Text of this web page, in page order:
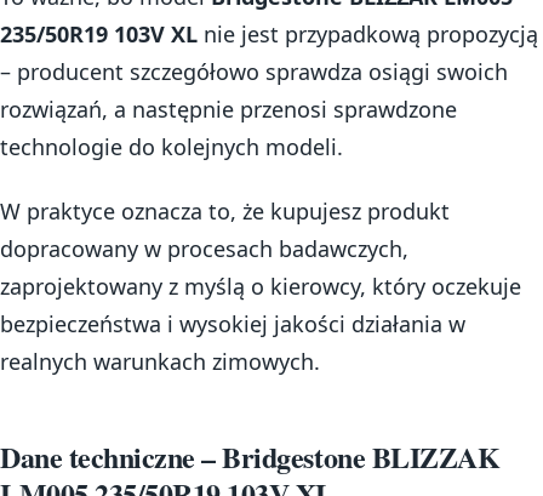
235/50R19 103V XL nie jest przypadkową propozycją
– producent szczegółowo sprawdza osiągi swoich
rozwiązań, a następnie przenosi sprawdzone
technologie do kolejnych modeli.
W praktyce oznacza to, że kupujesz produkt
dopracowany w procesach badawczych,
zaprojektowany z myślą o kierowcy, który oczekuje
bezpieczeństwa i wysokiej jakości działania w
realnych warunkach zimowych.
Dane techniczne – Bridgestone BLIZZAK